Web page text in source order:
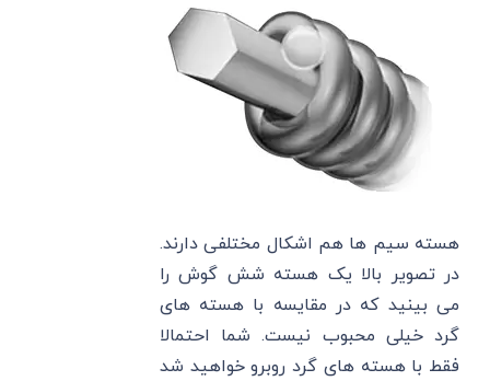
هسته سیم ها هم اشکال مختلفی دارند.
در تصویر بالا یک هسته شش گوش را
می بینید که در مقایسه با هسته های
گرد خیلی محبوب نیست. شما احتمالا
فقط با هسته های گرد روبرو خواهید شد